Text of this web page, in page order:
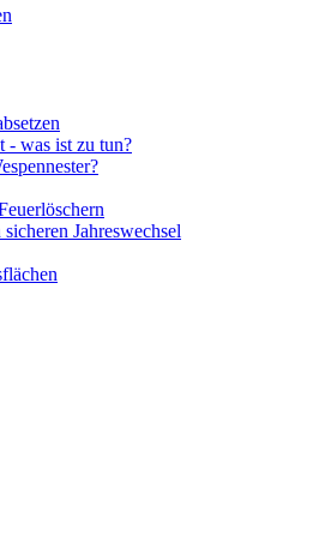
- was ist zu tun?
Jahreswechsel